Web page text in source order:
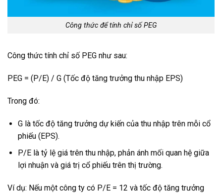
Công thức để tính chỉ số PEG
Công thức tính chỉ số PEG như sau:
PEG = (P/E) / G (Tốc độ tăng trưởng thu nhập EPS)
Trong đó:
G là tốc độ tăng trưởng dự kiến của thu nhập trên mỗi cổ
phiếu (EPS).
P/E là tỷ lệ giá trên thu nhập, phản ánh mối quan hệ giữa
lợi nhuận và giá trị cổ phiếu trên thị trường.
Ví dụ: Nếu một công ty có P/E = 12 và tốc độ tăng trưởng